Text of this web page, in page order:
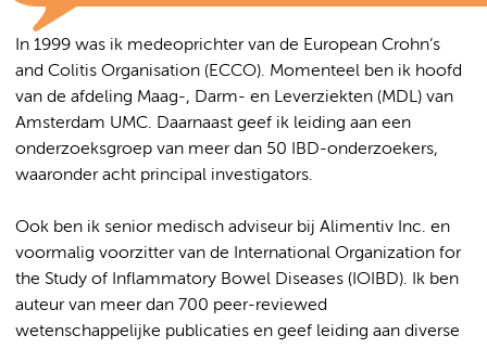
In 1999 was ik medeoprichter van de European Crohn’s
and Colitis Organisation (ECCO). Momenteel ben ik hoofd
van de afdeling Maag-, Darm- en Leverziekten (MDL) van
Amsterdam UMC. Daarnaast geef ik leiding aan een
onderzoeksgroep van meer dan 50 IBD-onderzoekers,
waaronder acht principal investigators.
Ook ben ik senior medisch adviseur bij Alimentiv Inc. en
voormalig voorzitter van de International Organization for
the Study of Inflammatory Bowel Diseases (IOIBD). Ik ben
auteur van meer dan 700 peer-reviewed
wetenschappelijke publicaties en geef leiding aan diverse